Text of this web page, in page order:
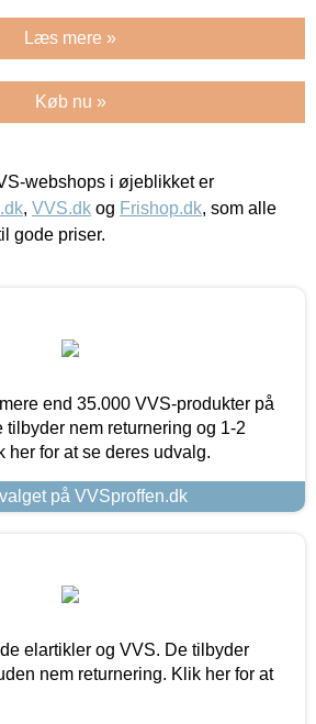
Læs mere »
Køb nu »
webshops i øjeblikket er
, VVS.dk og Frishop.dk, som alle
gode priser.
end 35.000 VVS-produkter på
tilbyder nem returnering og 1-2
her for at se deres udvalg.
på VVSproffen.dk
elartikler og VVS. De tilbyder
nem returnering. Klik her for at